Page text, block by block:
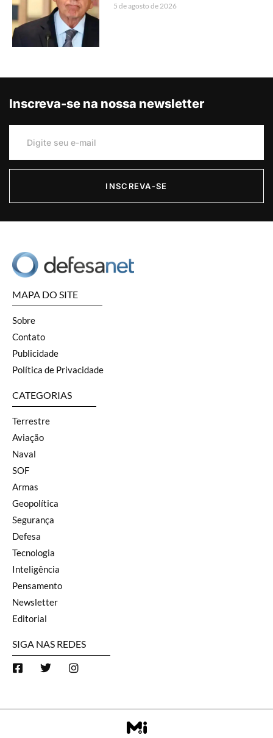
5 de agosto de 2026
Inscreva-se na nossa newsletter
INSCREVA-SE
MAPA DO SITE
Sobre
Contato
Publicidade
Política de Privacidade
CATEGORIAS
Terrestre
Aviação
Naval
SOF
Armas
Geopolítica
Segurança
Defesa
Tecnologia
Inteligência
Pensamento
Newsletter
Editorial
SIGA NAS REDES